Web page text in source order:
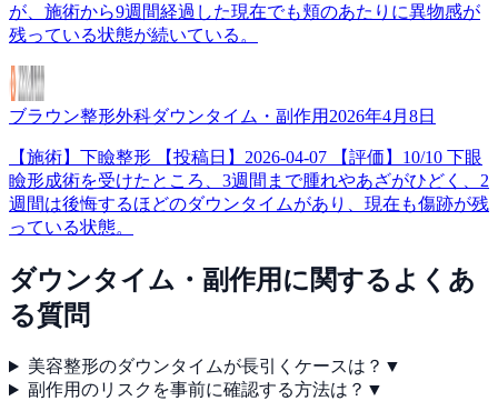
が、施術から9週間経過した現在でも頬のあたりに異物感が
残っている状態が続いている。
ブラウン整形外科ダウンタイム・副作用2026年4月8日
【施術】下瞼整形 【投稿日】2026-04-07 【評価】10/10 下眼
瞼形成術を受けたところ、3週間まで腫れやあざがひどく、2
週間は後悔するほどのダウンタイムがあり、現在も傷跡が残
っている状態。
ダウンタイム・副作用 に関するよくあ
る質問
美容整形のダウンタイムが長引くケースは？ ▼
副作用のリスクを事前に確認する方法は？ ▼